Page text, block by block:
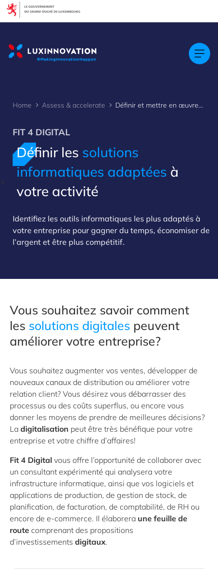
>
Home Assess & accelerate Définir et mettre en œuvre les solutions informatiques adaptées à votre activité
FIT 4 DIGITAL
Définir les solutions
informatiques adaptées à
votre activité
Identifiez les outils informatiques les plus adaptés à
votre entreprise pour gagner du temps, économiser de
l’argent et être plus compétitif.
Vous souhaitez savoir comment
les solutions digitales peuvent
améliorer votre entreprise?
Vous souhaitez augmenter vos ventes, développer de
nouveaux canaux de distribution ou améliorer votre
relation client? Vous désirez vous débarrasser des
processus ou des coûts superflus, ou encore vous
donner les moyens de prendre de meilleures décisions?
La digitalisation peut être très bénéfique pour votre
entreprise et votre chiffre d’affaires!
Fit 4 Digital vous offre l’opportunité de collaborer avec
un consultant expérimenté qui analysera votre
infrastructure informatique, ainsi que vos logiciels et
applications de production, de gestion de stock, de
planification, de facturation, de comptabilité, de RH ou
encore de e-commerce. Il élaborera une feuille de
route comprenant des propositions
d’investissements digitaux.
Cookies management panel